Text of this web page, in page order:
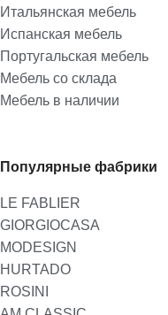
Итальянская мебель
Испанская мебель
Португальская мебель
Мебель со склада
Мебель в наличии
Популярные фабрики
LE FABLIER
GIORGIOCASA
MODESIGN
HURTADO
ROSINI